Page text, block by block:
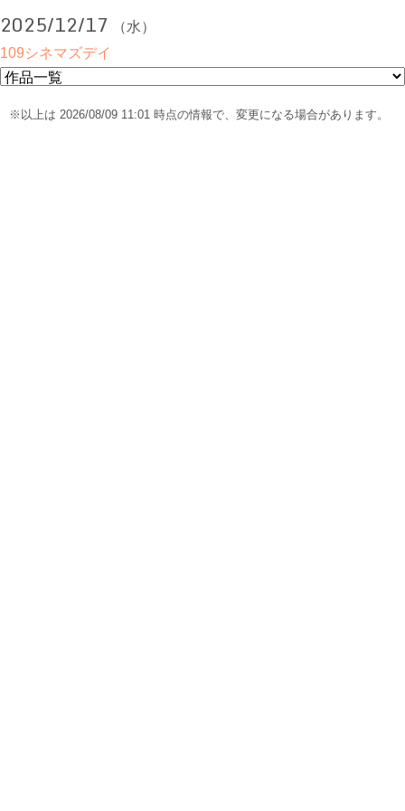
2025/12/17
（水）
109シネマズデイ
※以上は 2026/08/09 11:01 時点の情報で、変更になる場合があります。